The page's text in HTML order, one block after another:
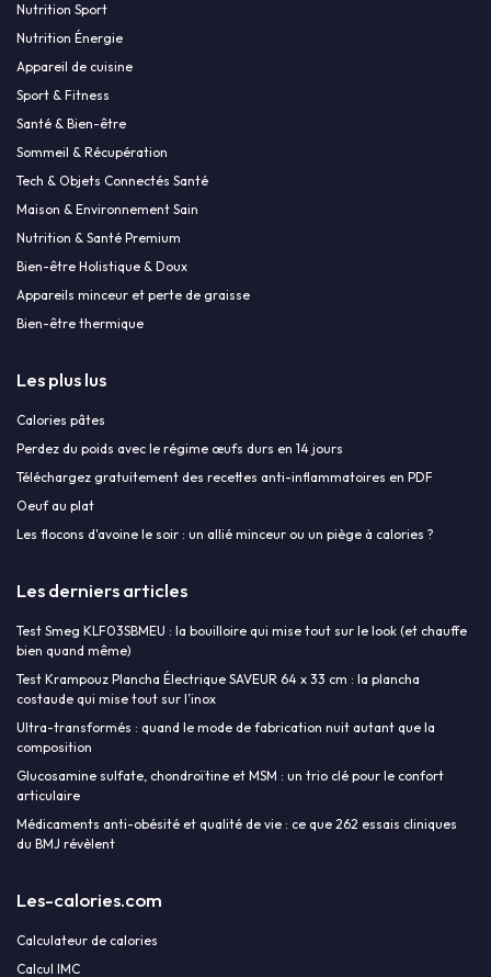
Nutrition Sport
Nutrition Énergie
Appareil de cuisine
Sport & Fitness
Santé & Bien-être
Sommeil & Récupération
Tech & Objets Connectés Santé
Maison & Environnement Sain
Nutrition & Santé Premium
Bien-être Holistique & Doux
Appareils minceur et perte de graisse
Bien-être thermique
Les plus lus
Calories pâtes
Perdez du poids avec le régime œufs durs en 14 jours
Téléchargez gratuitement des recettes anti-inflammatoires en PDF
Oeuf au plat
Les flocons d'avoine le soir : un allié minceur ou un piège à calories ?
Les derniers articles
Test Smeg KLF03SBMEU : la bouilloire qui mise tout sur le look (et chauffe
bien quand même)
Test Krampouz Plancha Électrique SAVEUR 64 x 33 cm : la plancha
costaude qui mise tout sur l’inox
Ultra-transformés : quand le mode de fabrication nuit autant que la
composition
Glucosamine sulfate, chondroïtine et MSM : un trio clé pour le confort
articulaire
Médicaments anti-obésité et qualité de vie : ce que 262 essais cliniques
du BMJ révèlent
Les-calories.com
Calculateur de calories
Calcul IMC